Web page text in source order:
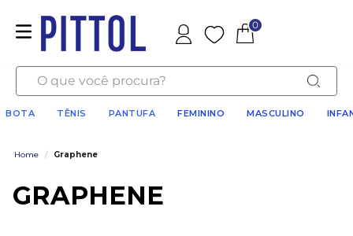
Favoritos
0
O que você procura?
BOTA TÊNIS PANTUFA FEMININO MASCULINO
Home / Graphene
GRAPHENE